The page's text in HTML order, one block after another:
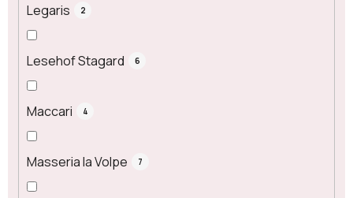
Legaris 2
Lesehof Stagard 6
Maccari 4
Masseria la Volpe 7